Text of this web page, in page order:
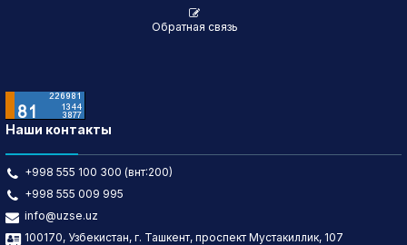
Обратная связь
Наши контакты
+998 555 100 300 (внт:200)
+998 555 009 995
info@uzse.uz
100170, Узбекистан, г. Ташкент, проспект Мустакиллик, 107